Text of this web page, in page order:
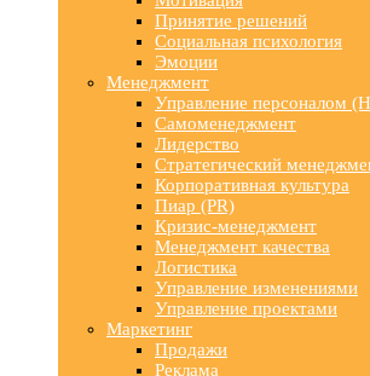
Принятие решений
Социальная психология
Эмоции
Менеджмент
Управление персоналом
Самоменеджмент
Лидерство
Стратегический
Корпоративная культура
Пиар (PR)
Кризис-менеджмент
Менеджмент качества
Логистика
Управление изменениями
Управление проектами
Маркетинг
Продажи
Реклама